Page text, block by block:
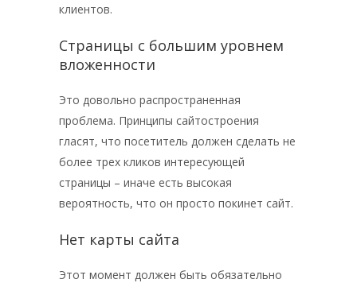
клиентов.
Страницы с большим уровнем
вложенности
Это довольно распространенная
проблема. Принципы сайтостроения
гласят, что посетитель должен сделать не
более трех кликов интересующей
страницы – иначе есть высокая
вероятность, что он просто покинет сайт.
Нет карты сайта
Этот момент должен быть обязательно